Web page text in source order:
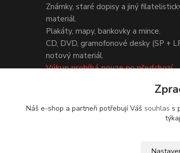
Známky, staré dopisy a jiný
materiál.
Plakáty, mapy, bankovky a mince.
CD, DVD, gramofonové desky (SP +
notový materiál.
Výkup probíhá pouze po předchozí
Náš e-shop a partneři potřebují Váš souhlas s